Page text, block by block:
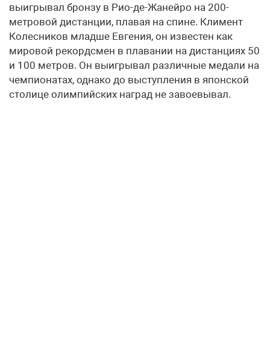
выигрывал бронзу в Рио-де-Жанейро на 200-
метровой дистанции, плавая на спине. Климент
Колесников младше Евгения, он известен как
мировой рекордсмен в плавании на дистанциях 50
и 100 метров. Он выигрывал различные медали на
чемпионатах, однако до выступления в японской
столице олимпийских наград не завоевывал.